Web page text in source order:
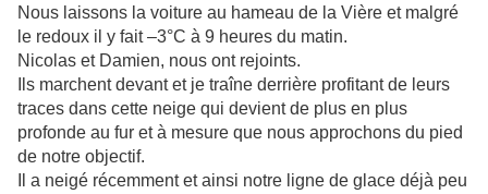
Nous laissons la voiture au hameau de la Vière et malgré
le redoux il y fait –3°C à 9 heures du matin.
Nicolas et Damien, nous ont rejoints.
Ils marchent devant et je traîne derrière profitant de leurs
traces dans cette neige qui devient de plus en plus
profonde au fur et à mesure que nous approchons du pied
de notre objectif.
Il a neigé récemment et ainsi notre ligne de glace déjà peu